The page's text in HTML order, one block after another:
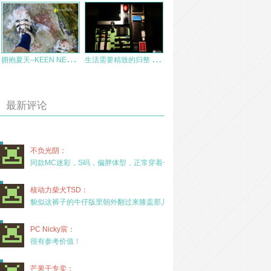
拥
抱夏天–KEEN NEWPORT HEMP 环保双栖溯溪鞋 生
活需要精致的归整 — 背包方案，分享出街必备
最新评论
不负光阴：
同款MC迷彩，S码，偏胖体型，正常穿着一年半，没
核动力柴犬TSD：
貌似这裤子的牛仔版里朝外翻过来膝盖那儿有放护膝的
PC Nicky宸：
很有参考价值！
芒果干专卖：